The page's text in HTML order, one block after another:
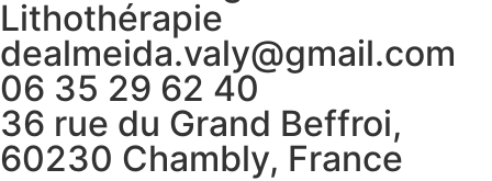
Lithothérapie
dealmeida.valy@gmail.com
06 35 29 62 40
36 rue du Grand Beffroi,
60230 Chambly, France